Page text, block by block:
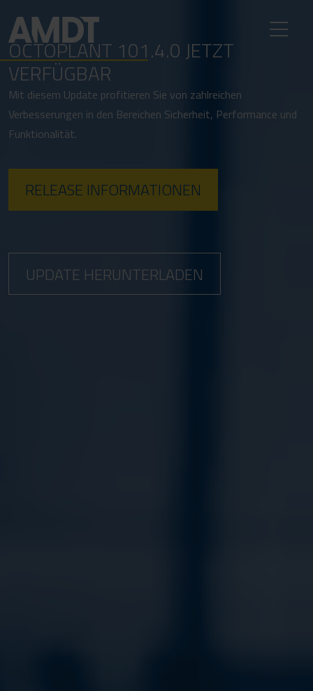
OCTOPLANT 101.4.0 JETZT
VERFÜGBAR
Mit diesem Update profitieren Sie von zahlreichen
Verbesserungen in den Bereichen Sicherheit, Performance und
Funktionalität.
RELEASE INFORMATIONEN
UPDATE HERUNTERLADEN